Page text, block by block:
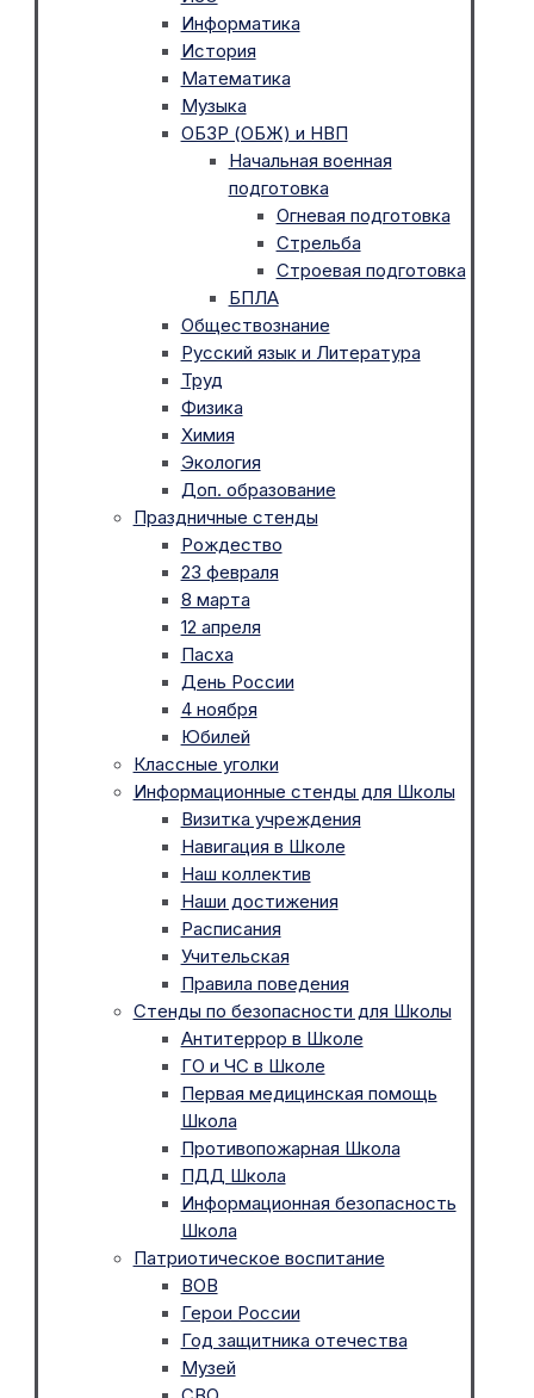
Информатика
История
Математика
Музыка
ОБЗР (ОБЖ) и НВП
Начальная военная
подготовка
Огневая подготовка
Стрельба
Строевая подготовка
БПЛА
Обществознание
Русский язык и Литература
Труд
Физика
Химия
Экология
Доп. образование
Праздничные стенды
Рождество
23 февраля
8 марта
12 апреля
Пасха
День России
4 ноября
Юбилей
Классные уголки
Информационные стенды для Школы
Визитка учреждения
Навигация в Школе
Наш коллектив
Наши достижения
Расписания
Учительская
Правила поведения
Стенды по безопасности для Школы
Антитеррор в Школе
ГО и ЧС в Школе
Первая медицинская помощь
Школа
Противопожарная Школа
ПДД Школа
Информационная безопасность
Школа
Патриотическое воспитание
ВОВ
Герои России
Год защитника отечества
Музей